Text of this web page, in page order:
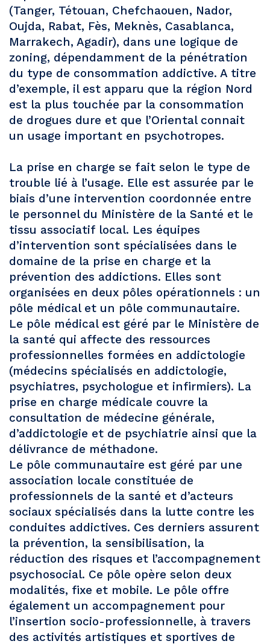
(Tanger, Tétouan, Chefchaouen, Nador,
Oujda, Rabat, Fès, Meknès, Casablanca,
Marrakech, Agadir), dans une logique de
zoning, dépendamment de la pénétration
du type de consommation addictive. A titre
d’exemple, il est apparu que la région Nord
est la plus touchée par la consommation
de drogues dure et que l’Oriental connait
un usage important en psychotropes.
La prise en charge se fait selon le type de
trouble lié à l’usage. Elle est assurée par le
biais d’une intervention coordonnée entre
le personnel du Ministère de la Santé et le
tissu associatif local. Les équipes
d’intervention sont spécialisées dans le
domaine de la prise en charge et la
prévention des addictions. Elles sont
organisées en deux pôles opérationnels : un
pôle médical et un pôle communautaire.
Le pôle médical est géré par le Ministère de
la santé qui affecte des ressources
professionnelles formées en addictologie
(médecins spécialisés en addictologie,
psychiatres, psychologue et infirmiers). La
prise en charge médicale couvre la
consultation de médecine générale,
d’addictologie et de psychiatrie ainsi que la
délivrance de méthadone.
Le pôle communautaire est géré par une
association locale constituée de
professionnels de la santé et d’acteurs
sociaux spécialisés dans la lutte contre les
conduites addictives. Ces derniers assurent
la prévention, la sensibilisation, la
réduction des risques et l’accompagnement
psychosocial. Ce pôle opère selon deux
modalités, fixe et mobile. Le pôle offre
également un accompagnement pour
l’insertion socio-professionnelle, à travers
des activités artistiques et sportives de